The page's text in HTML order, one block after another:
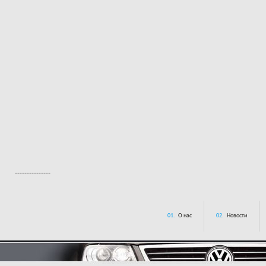
---------------
01. О нас 02. Новости